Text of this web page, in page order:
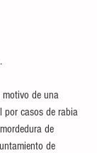
motivo de una
por casos de rabia
de
de